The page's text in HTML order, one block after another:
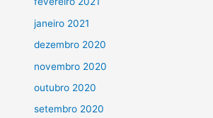
janeiro 2021
dezembro 2020
novembro 2020
outubro 2020
setembro 2020